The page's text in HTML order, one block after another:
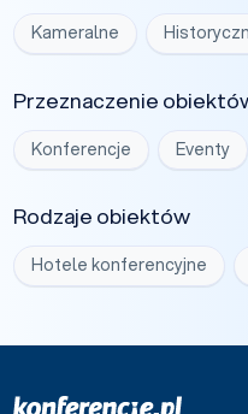
Kameralne
Przeznaczenie
Konferencje Eventy
Rodzaje obiektów
Hotele konferencyjne